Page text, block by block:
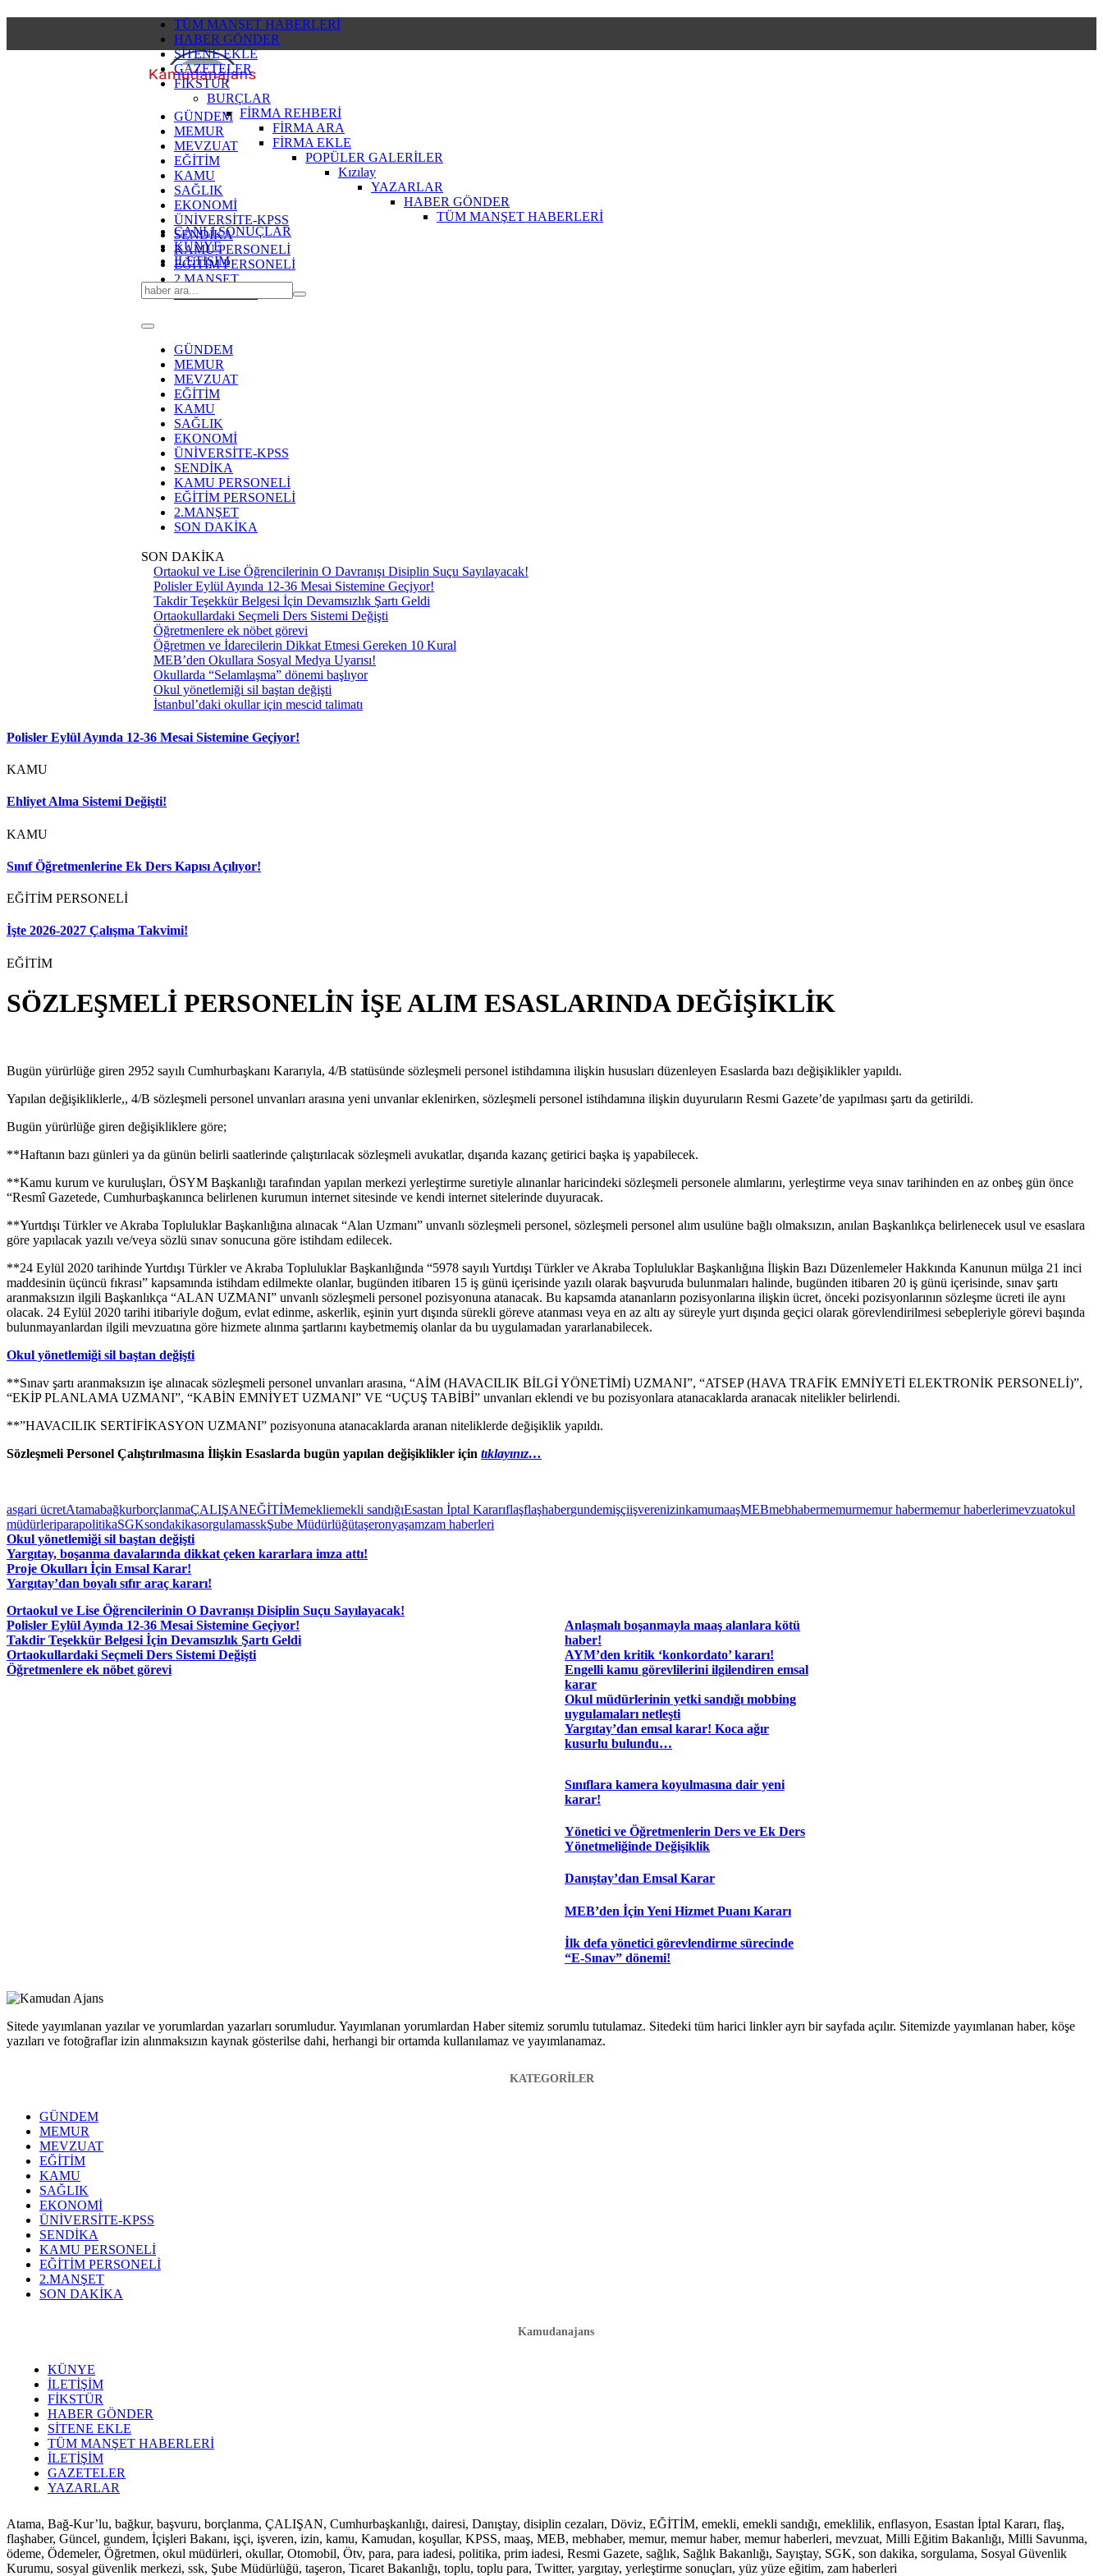
TÜM MANŞET HABERLERİ
HABER GÖNDER
SİTENE EKLE
GAZETELER
FİKSTÜR
BURÇLAR
FİRMA REHBERİ
FİRMA ARA
FİRMA EKLE
POPÜLER GALERİLER
Kızılay
YAZARLAR
HABER GÖNDER
TÜM MANŞET HABERLERİ
CANLI SONUÇLAR
KÜNYE
İLETİŞİM
GÜNDEM
MEMUR
MEVZUAT
EĞİTİM
KAMU
SAĞLIK
EKONOMİ
ÜNİVERSİTE-KPSS
SENDİKA
KAMU PERSONELİ
EĞİTİM PERSONELİ
2.MANŞET
SON DAKİKA
GÜNDEM
MEMUR
MEVZUAT
EĞİTİM
KAMU
SAĞLIK
EKONOMİ
ÜNİVERSİTE-KPSS
SENDİKA
KAMU PERSONELİ
EĞİTİM PERSONELİ
2.MANŞET
SON DAKİKA
SON DAKİKA
Ortaokul ve Lise Öğrencilerinin O Davranışı Disiplin Suçu Sayılayacak!
Polisler Eylül Ayında 12-36 Mesai Sistemine Geçiyor!
Takdir Teşekkür Belgesi İçin Devamsızlık Şartı Geldi
Ortaokullardaki Seçmeli Ders Sistemi Değişti
Öğretmenlere ek nöbet görevi
Öğretmen ve İdarecilerin Dikkat Etmesi Gereken 10 Kural
MEB’den Okullara Sosyal Medya Uyarısı!
Okullarda “Selamlaşma” dönemi başlıyor
Okul yönetlemiği sil baştan değişti
İstanbul’daki okullar için mescid talimatı
Polisler Eylül Ayında 12-36 Mesai Sistemine Geçiyor!
KAMU
Ehliyet Alma Sistemi Değişti!
KAMU
Sınıf Öğretmenlerine Ek Ders Kapısı Açılıyor!
EĞİTİM PERSONELİ
İşte 2026-2027 Çalışma Takvimi!
EĞİTİM
SÖZLEŞMELİ PERSONELİN İŞE ALIM ESASLARINDA DEĞİŞİKLİK
Bugün yürürlüğe giren 2952 sayılı Cumhurbaşkanı Kararıyla, 4/B statüsünde sözleşmeli personel istihdamına ilişkin hususları düzenleyen Esaslarda bazı değişiklikler yapıldı.
Yapılan değişikliklerle,, 4/B sözleşmeli personel unvanları arasına yeni unvanlar eklenirken, sözleşmeli personel istihdamına ilişkin duyuruların Resmi Gazete’de yapılması şartı da getirildi.
Bugün yürürlüğe giren değişikliklere göre;
**Haftanın bazı günleri ya da günün belirli saatlerinde çalıştırılacak sözleşmeli avukatlar, dışarıda kazanç getirici başka iş yapabilecek.
**Kamu kurum ve kuruluşları, ÖSYM Başkanlığı tarafından yapılan merkezi yerleştirme suretiyle alınanlar haricindeki sözleşmeli personele alımlarını, yerleştirme veya sınav tarihinden en az onbeş gün önce
“Resmî Gazetede, Cumhurbaşkanınca belirlenen kurumun internet sitesinde ve kendi internet sitelerinde duyuracak.
**Yurtdışı Türkler ve Akraba Topluluklar Başkanlığına alınacak “Alan Uzmanı” unvanlı sözleşmeli personel, sözleşmeli personel alım usulüne bağlı olmaksızın, anılan Başkanlıkça belirlenecek usul ve esaslara
göre yapılacak yazılı ve/veya sözlü sınav sonucuna göre istihdam edilecek.
**24 Eylül 2020 tarihinde Yurtdışı Türkler ve Akraba Topluluklar Başkanlığında “5978 sayılı Yurtdışı Türkler ve Akraba Topluluklar Başkanlığına İlişkin Bazı Düzenlemeler Hakkında Kanunun mülga 21 inci
maddesinin üçüncü fıkrası” kapsamında istihdam edilmekte olanlar, bugünden itibaren 15 iş günü içerisinde yazılı olarak başvuruda bulunmaları halinde, bugünden itibaren 20 iş günü içerisinde, sınav şartı
aranmaksızın ilgili Başkanlıkça “ALAN UZMANI” unvanlı sözleşmeli personel pozisyonuna atanacak. Bu kapsamda atananların pozisyonlarına ilişkin ücret, önceki pozisyonlarının sözleşme ücreti ile aynı
olacak. 24 Eylül 2020 tarihi itibariyle doğum, evlat edinme, askerlik, eşinin yurt dışında sürekli göreve atanması veya en az altı ay süreyle yurt dışında geçici olarak görevlendirilmesi sebepleriyle görevi başında
bulunmayanlardan ilgili mevzuatına göre hizmete alınma şartlarını kaybetmemiş olanlar da bu uygulamadan yararlanabilecek.
Okul yönetlemiği sil baştan değişti
**Sınav şartı aranmaksızın işe alınacak sözleşmeli personel unvanları arasına, “AİM (HAVACILIK BİLGİ YÖNETİMİ) UZMANI”, “ATSEP (HAVA TRAFİK EMNİYETİ ELEKTRONİK PERSONELİ)”,
“EKİP PLANLAMA UZMANI”, “KABİN EMNİYET UZMANI” VE “UÇUŞ TABİBİ” unvanları eklendi ve bu pozisyonlara atanacaklarda aranacak nitelikler belirlendi.
**”HAVACILIK SERTİFİKASYON UZMANI” pozisyonuna atanacaklarda aranan niteliklerde değişiklik yapıldı.
Sözleşmeli Personel Çalıştırılmasına İlişkin Esaslarda bugün yapılan değişiklikler için tıklayınız…
asgari ücretAtamabağkurborçlanmaÇALIŞANEĞİTİMemekliemekli sandığıEsastan İptal KararıflaşflaşhabergundemişçiişverenizinkamumaaşMEBmebhabermemurmemur habermemur haberlerimevzuatokul
müdürleriparapolitikaSGKsondakikasorgulamasskŞube Müdürlüğütaşeronyaşamzam haberleri
Okul yönetlemiği sil baştan değişti
Yargıtay, boşanma davalarında dikkat çeken kararlara imza attı!
Proje Okulları İçin Emsal Karar!
Yargıtay’dan boyalı sıfır araç kararı!
Ortaokul ve Lise Öğrencilerinin O Davranışı Disiplin Suçu Sayılayacak!
Polisler Eylül Ayında 12-36 Mesai Sistemine Geçiyor!
Takdir Teşekkür Belgesi İçin Devamsızlık Şartı Geldi
Ortaokullardaki Seçmeli Ders Sistemi Değişti
Öğretmenlere ek nöbet görevi
Anlaşmalı boşanmayla maaş alanlara kötü
haber!
AYM’den kritik ‘konkordato’ kararı!
Engelli kamu görevlilerini ilgilendiren emsal
karar
Okul müdürlerinin yetki sandığı mobbing
uygulamaları netleşti
Yargıtay’dan emsal karar! Koca ağır
kusurlu bulundu…
Sınıflara kamera koyulmasına dair yeni
karar!
Yönetici ve Öğretmenlerin Ders ve Ek Ders
Yönetmeliğinde Değişiklik
Danıştay’dan Emsal Karar
MEB’den İçin Yeni Hizmet Puanı Kararı
İlk defa yönetici görevlendirme sürecinde
“E-Sınav” dönemi!
Sitede yayımlanan yazılar ve yorumlardan yazarları sorumludur. Yayımlanan yorumlardan Haber sitemiz sorumlu tutulamaz. Sitedeki tüm harici linkler ayrı bir sayfada açılır. Sitemizde yayımlanan haber, köşe
yazıları ve fotoğraflar izin alınmaksızın kaynak gösterilse dahi, herhangi bir ortamda kullanılamaz ve yayımlanamaz.
KATEGORİLER
GÜNDEM
MEMUR
MEVZUAT
EĞİTİM
KAMU
SAĞLIK
EKONOMİ
ÜNİVERSİTE-KPSS
SENDİKA
KAMU PERSONELİ
EĞİTİM PERSONELİ
2.MANŞET
SON DAKİKA
Kamudanajans
KÜNYE
İLETİŞİM
FİKSTÜR
HABER GÖNDER
SİTENE EKLE
TÜM MANŞET HABERLERİ
İLETİŞİM
GAZETELER
YAZARLAR
Atama, Bağ-Kur’lu, bağkur, başvuru, borçlanma, ÇALIŞAN, Cumhurbaşkanlığı, dairesi, Danıştay, disiplin cezaları, Döviz, EĞİTİM, emekli, emekli sandığı, emeklilik, enflasyon, Esastan İptal Kararı, flaş,
flaşhaber, Güncel, gundem, İçişleri Bakanı, işçi, işveren, izin, kamu, Kamudan, koşullar, KPSS, maaş, MEB, mebhaber, memur, memur haber, memur haberleri, mevzuat, Milli Eğitim Bakanlığı, Milli Savunma,
ödeme, Ödemeler, Öğretmen, okul müdürleri, okullar, Otomobil, Ötv, para, para iadesi, politika, prim iadesi, Resmi Gazete, sağlık, Sağlık Bakanlığı, Sayıştay, SGK, son dakika, sorgulama, Sosyal Güvenlik
Kurumu, sosyal güvenlik merkezi, ssk, Şube Müdürlüğü, taşeron, Ticaret Bakanlığı, toplu, toplu para, Twitter, yargıtay, yerleştirme sonuçları, yüz yüze eğitim, zam haberleri